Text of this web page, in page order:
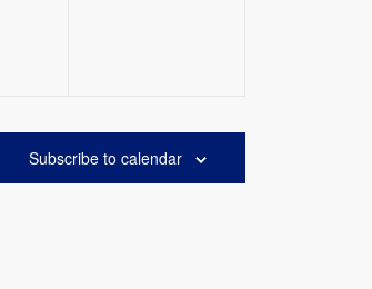
Subscribe to calendar